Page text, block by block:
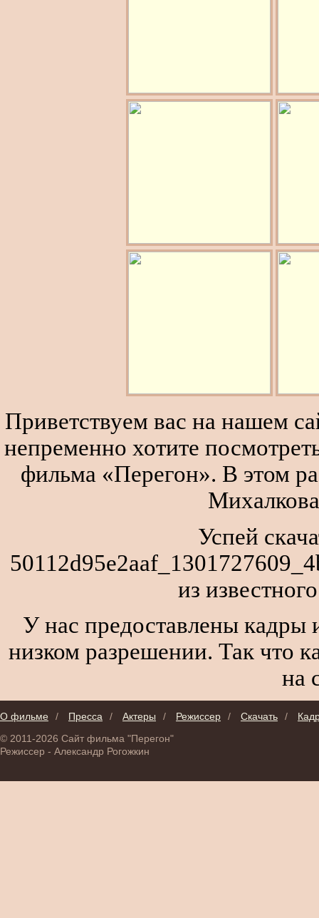
Приветствуем вас на нашем
непременно хотите
фильма «Перегон». В этом
Успей
из
У нас предоставлены кадры
низком разрешении. Так что
на
О фильме / Пресса / Актеры / Режиссер / Скачать /
© 2011-2026 Сайт фильма "Перегон"
Режиссер - Александр Рогожкин